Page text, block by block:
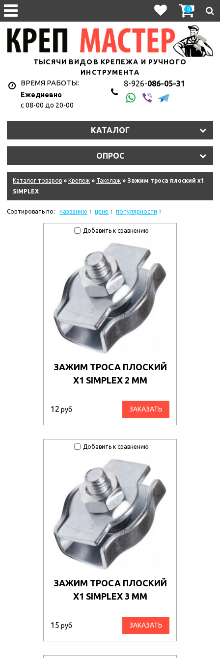
0
ТЫСЯЧИ ВИДОВ КРЕПЕЖА И РУЧНОГО
ИНСТРУМЕНТА
ВРЕМЯ РАБОТЫ:
Ежедневно
с 08-00 до 20-00
8-926-086-05-31
КАТАЛОГ
ОПРОС
Каталог товаров » Крепеж » Такелаж » Зажим троса плоский х1
SIMPLEX
Сортировать по: названию цене популярности
Добавить к сравнению
ЗАЖИМ ТРОСА ПЛОСКИЙ
Х1 SIMPLEX 2 ММ
12 руб ЗАКАЗАТЬ
Добавить к сравнению
ЗАЖИМ ТРОСА ПЛОСКИЙ
Х1 SIMPLEX 3 ММ
15 руб ЗАКАЗАТЬ